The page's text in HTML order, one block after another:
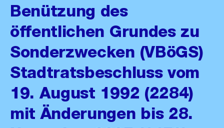
Benützung des
öffentlichen Grundes zu
Sonderzwecken (VBöGS)
Stadtratsbeschluss vom
19. August 1992 (2284)
mit Änderungen bis 28.